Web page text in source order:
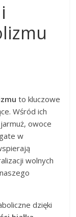
to kluczowe
Wśród ich
owoce
w
wolnych
dzięki